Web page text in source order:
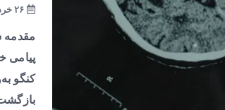
پیامی
کنگو
بازگشت